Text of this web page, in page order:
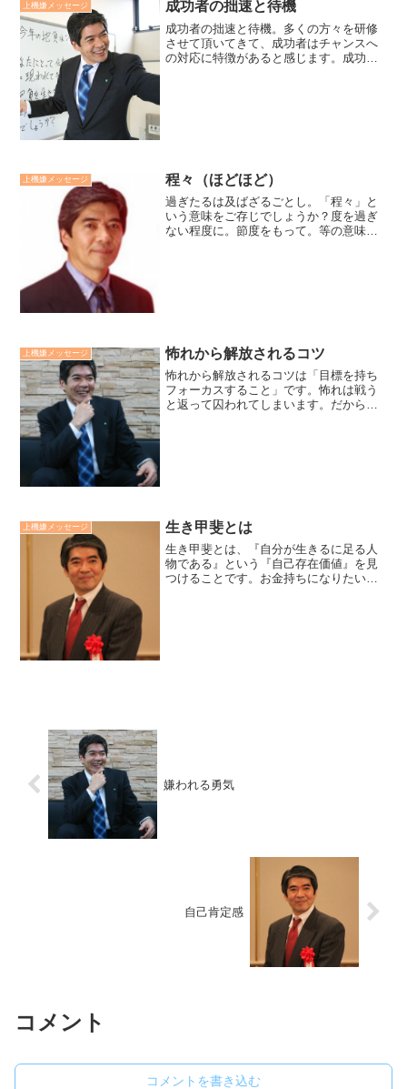
上機嫌メッセージ 成功者の拙速と待機
成功者の拙速と待機。多くの方々を研修
させて頂いてきて、成功者はチャンスへ
の対応に特徴があると感じます。成功は
上機嫌メッセージ 程々（ほどほど）
過ぎたるは及ばざるごとし。「程々」と
いう意味をご存じでしょうか？度を過ぎ
ない程度に。節度をもって。等の意味で
上機嫌メッセージ 怖れから解放されるコツ
怖れから解放されるコツは「目標を持ち
フォーカスすること」です。怖れは戦う
と返って囚われてしまいます。だから、
上機嫌メッセージ 生き甲斐とは
生き甲斐とは、『自分が生きるに足る人
物である』という『自己存在価値』を見
つけることです。お金持ちになりたい、
嫌われる勇気
自己肯定感
コメント
コメントを書き込む